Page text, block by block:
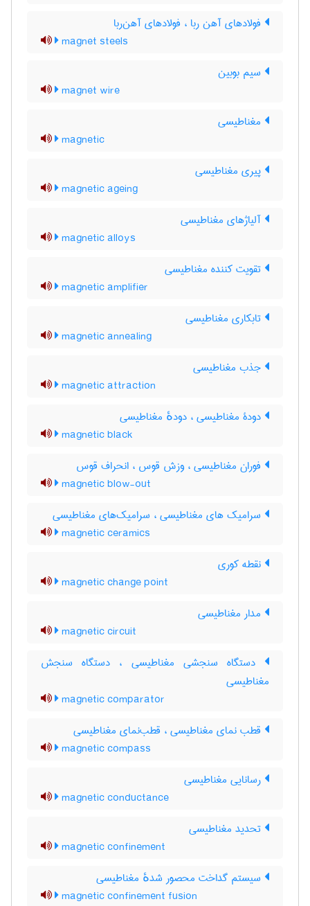
فولادهای آهن ربا ، فولادهای آهن‌ربا
magnet steels
سیم بوبین
magnet wire
مغناطیسی
magnetic
پیری مغناطیسی
magnetic ageing
آلیاژهای مغناطیسی
magnetic alloys
تقویت کننده مغناطیسی
magnetic amplifier
تابکاری مغناطیسی
magnetic annealing
جذب مغناطیسی
magnetic attraction
دودۀ مغناطیسی ، دودهٔ مغناطیسی
magnetic black
فوران مغناطیسی ، وزش قوس ، انحراف قوس
magnetic blow-out
سرامیک های مغناطیسی ، سرامیک‌های مغناطیسی
magnetic ceramics
نقطه کوری
magnetic change point
مدار مغناطیسی
magnetic circuit
دستگاه سنجشی مغناطیسی ، دستگاه سنجش
مغناطیسی
magnetic comparator
قطب نمای مغناطیسی ، قطب‌نمای مغناطیسی
magnetic compass
رسانایی مغناطیسی
magnetic conductance
تحدید مغناطیسی
magnetic confinement
سیستم گداخت محصور شدهٔ مغناطیسی
magnetic confinement fusion